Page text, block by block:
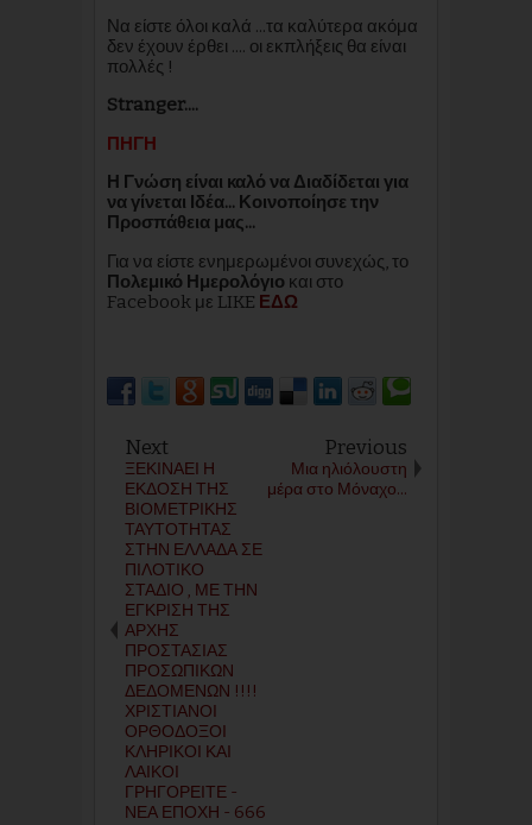
Να είστε όλοι καλά ...τα καλύτερα ακόμα
δεν έχουν έρθει .... οι εκπλήξεις θα είναι
πολλές !
Stranger....
ΠΗΓΗ
Η Γνώση είναι καλό να Διαδίδεται για
να γίνεται Ιδέα... Κοινοποίησε την
Προσπάθεια μας...
Για να είστε ενημερωμένοι συνεχώς, το
Πολεμικό Ημερολόγιο και στο
Facebook με LIKE ΕΔΩ
Next
ΞΕΚΙΝΑΕΙ Η
ΕΚΔΟΣΗ ΤΗΣ
ΒΙΟΜΕΤΡΙΚΗΣ
ΤΑΥΤΟΤΗΤΑΣ
ΣΤΗΝ ΕΛΛΑΔΑ ΣΕ
ΠΙΛΟΤΙΚΟ
ΣΤΑΔΙΟ , ΜΕ ΤΗΝ
ΕΓΚΡΙΣΗ ΤΗΣ
ΑΡΧΗΣ
ΠΡΟΣΤΑΣΙΑΣ
ΠΡΟΣΩΠΙΚΩΝ
ΔΕΔΟΜΕΝΩΝ !!!!
ΧΡΙΣΤΙΑΝΟΙ
ΟΡΘΟΔΟΞΟΙ
ΚΛΗΡΙΚΟΙ ΚΑΙ
ΛΑΙΚΟΙ
ΓΡΗΓΟΡΕΙΤΕ -
ΝΕΑ ΕΠΟΧΗ - 666
Previous
Μια ηλιόλουστη
μέρα στο Μόναχο...